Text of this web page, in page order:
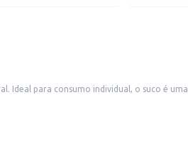
Ideal para consumo individual, o suco é
o dia a dia.